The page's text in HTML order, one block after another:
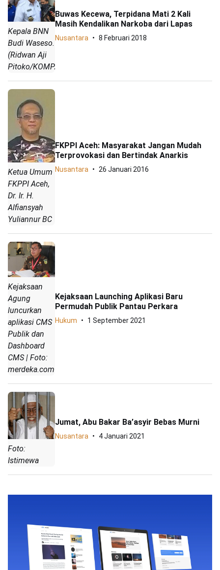
Kepala BNN
Budi Waseso.
(Ridwan Aji
Pitoko/KOMPAS.com)
Buwas Kecewa, Terpidana Mati 2 Kali
Masih Kendalikan Narkoba dari Lapas
Nusantara 8 Februari 2018
Ketua Umum
FKPPI Aceh,
Dr. Ir. H.
Alfiansyah
Yuliannur BC
FKPPI Aceh: Masyarakat Jangan Mudah
Terprovokasi dan Bertindak Anarkis
Nusantara 26 Januari 2016
Kejaksaan
Agung
luncurkan
aplikasi CMS
Publik dan
Dashboard
CMS | Foto:
merdeka.com
Kejaksaan Launching Aplikasi Baru
Permudah Publik Pantau Perkara
Hukum 1 September 2021
Foto:
Istimewa
Jumat, Abu Bakar Ba’asyir Bebas Murni
Nusantara 4 Januari 2021